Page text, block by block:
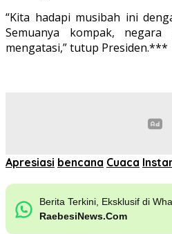
“Kita hadapi musibah ini
Semuanya kompak,
mengatasi,” tutup Presiden.***
Apresiasi bencana Cuaca
Berita Terkini, Eksklusif di
RaebesiNews.Com